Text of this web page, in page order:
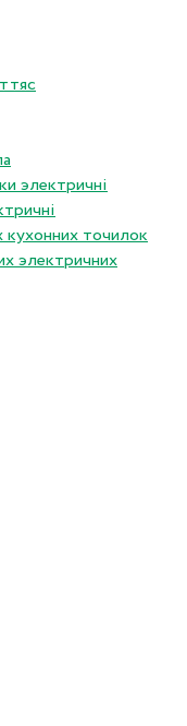
электричнi
точилок
электричних